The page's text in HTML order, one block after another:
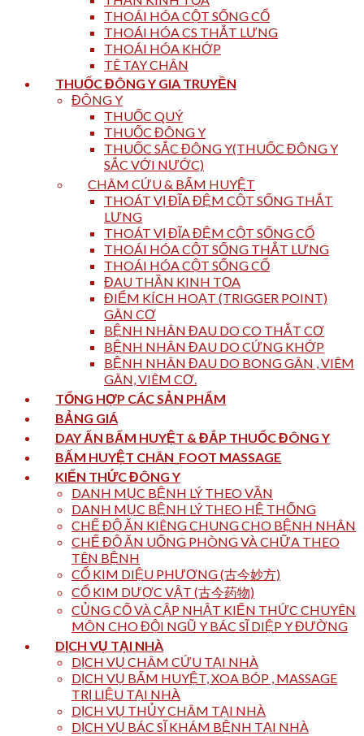
THOÁI HÓA CỘT SỐNG CỔ
THOÁI HÓA CS THẮT LƯNG
THOÁI HÓA KHỚP
TÊ TAY CHÂN
THUỐC ĐÔNG Y GIA TRUYỀN
ĐÔNG Y
THUỐC QUÝ
THUỐC ĐÔNG Y
THUỐC SẮC ĐÔNG Y(THUỐC ĐÔNG Y
SẮC VỚI NƯỚC)
CHÂM CỨU & BẤM HUYỆT
THOÁT VỊ ĐĨA ĐỆM CỘT SỐNG THẮT
LƯNG
THOÁT VỊ ĐĨA ĐỆM CỘT SỐNG CỔ
THOÁI HÓA CỘT SỐNG THẮT LƯNG
THOÁI HÓA CỘT SỐNG CỔ
ĐAU THẦN KINH TỌA
ĐIỂM KÍCH HOẠT (TRIGGER POINT)
GÂN CƠ
BỆNH NHÂN ĐAU DO CO THẮT CƠ
BỆNH NHÂN ĐAU DO CỨNG KHỚP
BỆNH NHÂN ĐAU DO BONG GÂN , VIÊM
GÂN, VIÊM CƠ.
TỔNG HỢP CÁC SẢN PHẨM
BẢNG GIÁ
DAY ẤN BẤM HUYỆT & ĐẮP THUỐC ĐÔNG Y
BẤM HUYỆT CHÂN_FOOT MASSAGE
KIẾN THỨC ĐÔNG Y
DANH MỤC BỆNH LÝ THEO VẦN
DANH MỤC BỆNH LÝ THEO HỆ THỐNG
CHẾ ĐỘ ĂN KIÊNG CHUNG CHO BỆNH NHÂN
CHẾ ĐỘ ĂN UỐNG PHÒNG VÀ CHỮA THEO
TÊN BỆNH
CỔ KIM DIỆU PHƯƠNG (古今妙方)
CỔ KIM DƯỢC VẬT (古今药物)
CỦNG CỐ VÀ CẬP NHẬT KIẾN THỨC CHUYÊN
MÔN CHO ĐỘI NGŨ Y BÁC SĨ DIỆP Y ĐƯỜNG
DỊCH VỤ TẠI NHÀ
DỊCH VỤ CHÂM CỨU TẠI NHÀ
DỊCH VỤ BẤM HUYỆT, XOA BÓP , MASSAGE
TRỊ LIỆU TẠI NHÀ
DỊCH VỤ THỦY CHÂM TẠI NHÀ
DỊCH VỤ BÁC SĨ KHÁM BỆNH TẠI NHÀ